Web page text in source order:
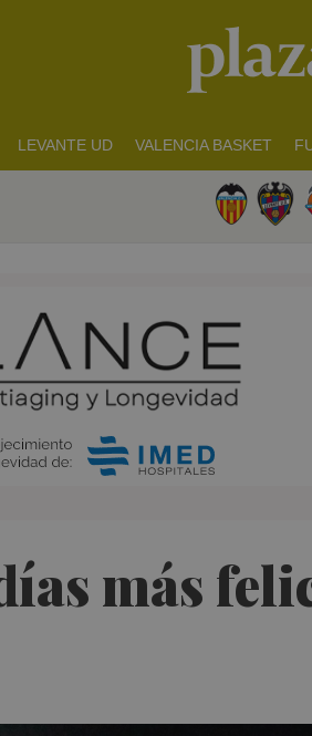
LEVANTE UD VALENCIA BASKET
más